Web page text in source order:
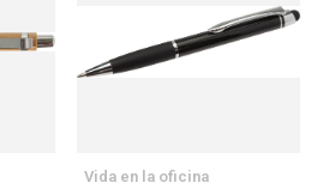
Vida en la oficina